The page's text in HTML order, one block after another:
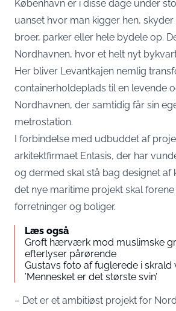
København er i disse dage under
uanset hvor man kigger hen,
broer, parker eller hele bydele op.
Nordhavnen, hvor et helt nyt
Her bliver Levantkajen nemlig
containerholdeplads til en levende
Nordhavnen, der samtidig får sin
metrostation.
I forbindelse med udbuddet af
arkitektfirmaet Entasis, der har
og dermed skal stå bag designet af
det nye maritime projekt skal
forretninger og boliger.
Læs også
Groft hærværk mod muslimske
efterlyser pårørende
Gustavs foto af fuglerede i
’Mennesket er det største svin’
– Det er et ambitiøst projekt for